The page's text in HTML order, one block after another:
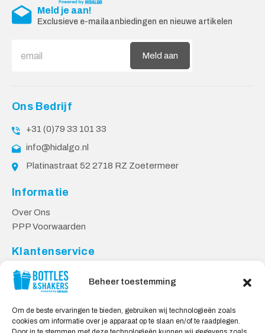
Beheer toestemming
Om de beste ervaringen te bieden, gebruiken wij technologieën zoals
cookies om informatie over je apparaat op te slaan en/of te raadplegen.
Meld je aan!
Exclusieve e-mailaanbiedingen en nieuwe artikelen
Meld aan
Ons Bedrijf
+31 (0)79 33 101 33
info@hidalgo.nl
Platinastraat 52 2718 RZ Zoetermeer
Informatie
Over Ons
PPP Voorwaarden
Klantenservice
Contact
Levering & Retourneren
Veilig Shoppen